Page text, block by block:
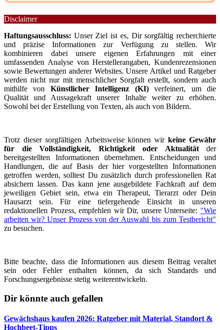
Disclaimer
Haftungsausschluss: Unser Ziel ist es, Dir sorgfältig recherchierte
und präzise Informationen zur Verfügung zu stellen. Wir
kombinieren dabei unsere eigenen Erfahrungen mit einer
umfassenden Analyse von Herstellerangaben, Kundenrezensionen
sowie Bewertungen anderer Websites. Unsere Artikel und Ratgeber
werden nicht nur mit menschlicher Sorgfalt erstellt, sondern auch
mithilfe von Künstlicher Intelligenz (KI)verfeinert, um die
Qualität und Aussagekraft unserer Inhalte weiter zu erhöhen.
Sowohl bei der Erstellung von Texten, als auch von Bildern.
Trotz dieser sorgfältigen Arbeitsweise können wirkeine Gewähr
für die Vollständigkeit, Richtigkeit oder Aktualitätder
bereitgestellten Informationen übernehmen. Entscheidungen und
Handlungen, die auf Basis der hier vorgestellten Informationen
getroffen werden, solltest Du zusätzlich durch professionellen Rat
absichern lassen. Das kann jene ausgebildete Fachkraft auf dem
jeweiligen Gebiet sein, etwa ein Therapeut, Tierarzt oder Dein
Hausarzt sein. Für eine tiefergehende Einsicht in unseren
redaktionellen Prozess, empfehlen wir Dir, unsere Unterseite: "Wie
arbeiten wir? Unser Prozess von der Auswahl bis zum Testbericht"
zu besuchen.
Bitte beachte, dass die Informationen aus diesem Beitrag veraltet
sein oder Fehler enthalten können, da sich Standards und
Forschungsergebnisse stetig weiterentwickeln.
Dir könnte auch gefallen
Gewächshaus kaufen 2026: Ratgeber mit Material, Standort &
Hochbeet-Tipps